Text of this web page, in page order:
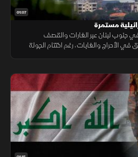
01:07
مستمرة
جنوب لبنان عبر الغارات والقصف
في الأحراج والغابات، رغم اختتام الجولة